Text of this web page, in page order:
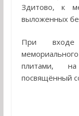
Здитово, к
выложенных
При
плитами,
посвящённый